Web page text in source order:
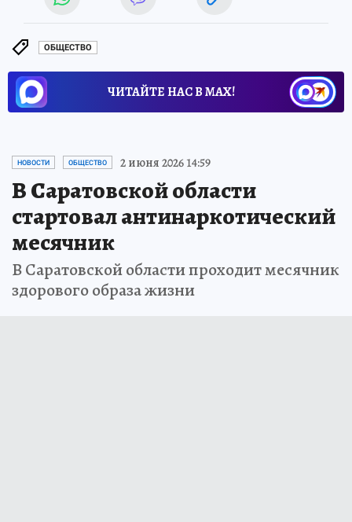
ОБЩЕСТВО
ЧИТАЙТЕ НАС В МАХ!
НОВОСТИ ОБЩЕСТВО 2 июня 2026 14:59
В Саратовской области
стартовал антинаркотический
месячник
В Саратовской области проходит месячник
здорового образа жизни